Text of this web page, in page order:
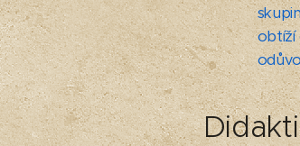
obtíží